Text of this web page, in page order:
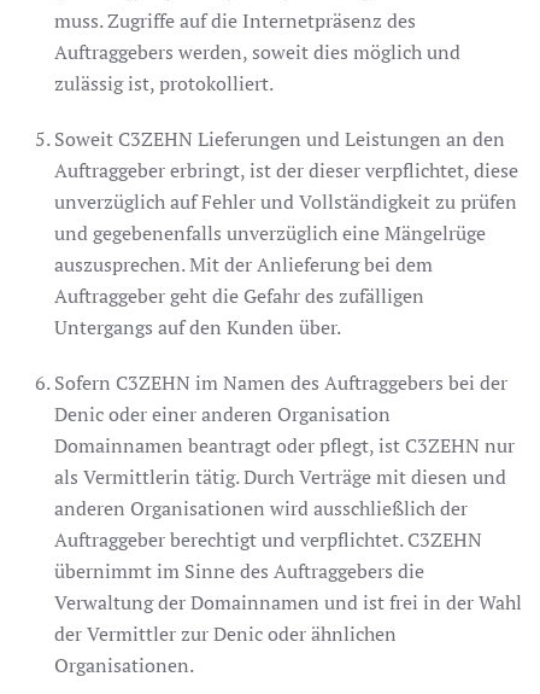
muss. Zugriffe auf die Internetpräsenz des
Auftraggebers werden, soweit dies möglich und
zulässig ist, protokolliert.
Soweit C3ZEHN Lieferungen und Leistungen an den
Auftraggeber erbringt, ist der dieser verpflichtet, diese
unverzüglich auf Fehler und Vollständigkeit zu prüfen
und gegebenenfalls unverzüglich eine Mängelrüge
auszusprechen. Mit der Anlieferung bei dem
Auftraggeber geht die Gefahr des zufälligen
Untergangs auf den Kunden über.
Sofern C3ZEHN im Namen des Auftraggebers bei der
Denic oder einer anderen Organisation
Domainnamen beantragt oder pflegt, ist C3ZEHN nur
als Vermittlerin tätig. Durch Verträge mit diesen und
anderen Organisationen wird ausschließlich der
Auftraggeber berechtigt und verpflichtet. C3ZEHN
übernimmt im Sinne des Auftraggebers die
Verwaltung der Domainnamen und ist frei in der Wahl
der Vermittler zur Denic oder ähnlichen
Organisationen.